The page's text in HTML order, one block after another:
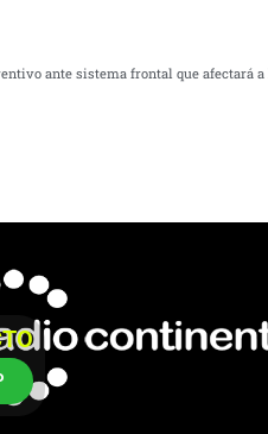
ante sistema frontal que afectará